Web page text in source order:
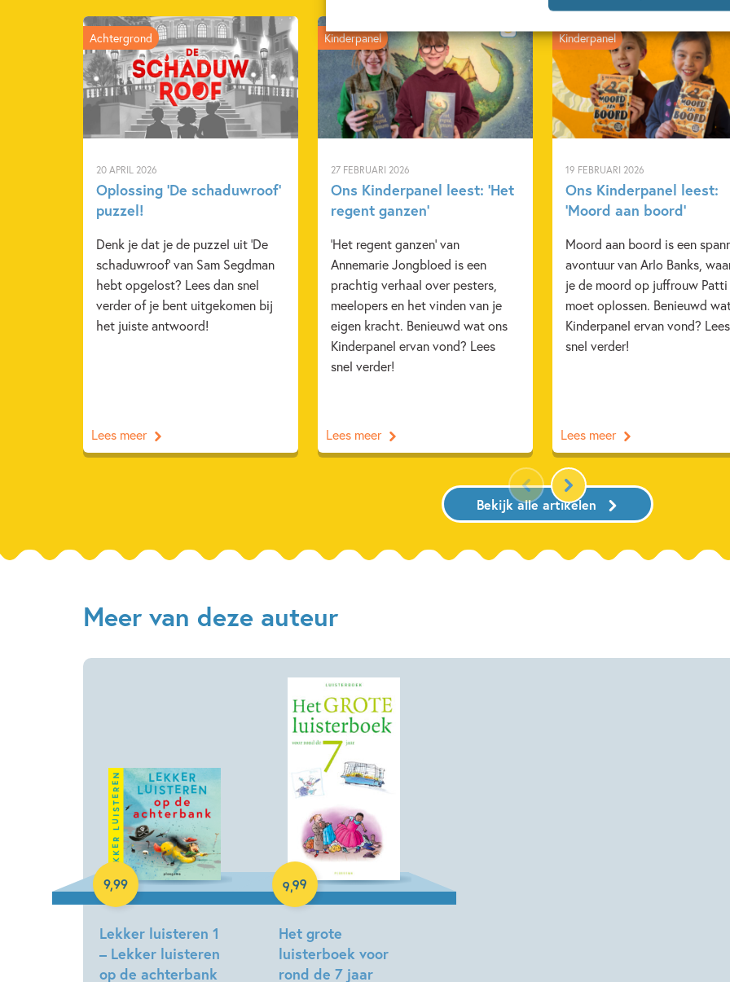
20 APRIL 2026
Oplossing ‘De schaduwroof’
puzzel!
Denk je dat je de puzzel uit 'De
schaduwroof' van Sam Segdman
hebt opgelost? Lees dan snel
verder of je bent uitgekomen bij
het juiste antwoord!
Achtergrond
Lees meer
27 FEBRUARI 2026
Ons Kinderpanel leest: ‘Het
regent ganzen’
'Het regent ganzen' van
Annemarie Jongbloed is een
prachtig verhaal over pesters,
meelopers en het vinden van je
eigen kracht. Benieuwd wat ons
Kinderpanel ervan vond? Lees
snel verder!
Kinderpanel
Lees meer
19 FEBRUARI 2026
Ons Kinderpanel leest:
‘Moord aan boord’
Moord aan boord is een
avontuur van Arlo Banks,
je de moord op juffrouw Patti
moet oplossen. Benieuwd
Kinderpanel ervan vond? Lees
snel verder!
Kinderpanel
Lees meer
Bekijk alle artikelen
Meer van deze auteur
Lekker luisteren 1
– Lekker luisteren
op de achterbank
9,99
Luisterboek
Het grote
luisterboek voor
rond de 7 jaar
9,99
Luisterboek